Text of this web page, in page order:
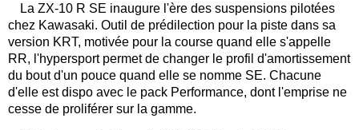
La ZX-10 R SE inaugure l'ère des suspensions pilotées
chez Kawasaki. Outil de prédilection pour la piste dans sa
version KRT, motivée pour la course quand elle s'appelle
RR, l'hypersport permet de changer le profil d'amortissement
du bout d'un pouce quand elle se nomme SE. Chacune
d'elle est dispo avec le pack Performance, dont l'emprise ne
cesse de proliférer sur la gamme.